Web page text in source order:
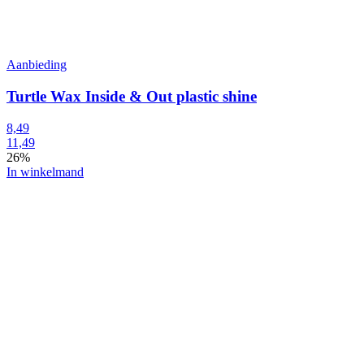
Aanbieding
Turtle Wax Inside & Out plastic shine
8,49
11,49
26%
In winkelmand